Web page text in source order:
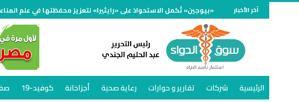
آخر الأخبار «بيوجين» تُكمل الاستحواذ على «رايثيرا» لتعزيز محفظتها في علم
الرئيسية شركات تقارير و حوارات رعاية صحية أجزاخانة كوفيد-19